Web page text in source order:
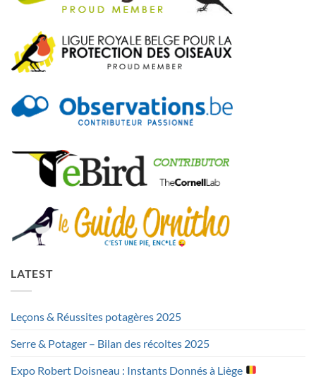
LATEST
Leçons & Réussites potagères 2025
Serre & Potager – Bilan des récoltes 2025
Expo Robert Doisneau : Instants Donnés à Liège